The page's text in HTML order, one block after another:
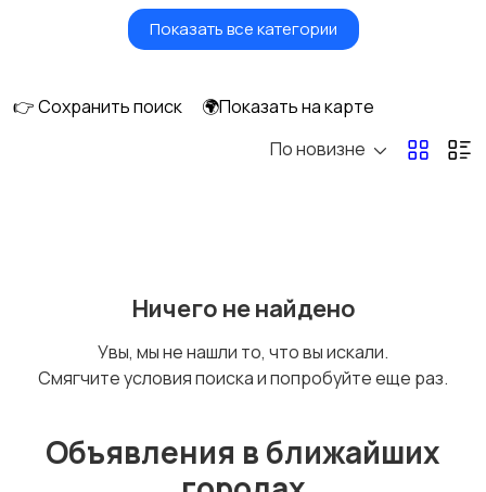
Красота и здоровье
Транспорт,
IT, интернет, телеком
Показать все категории
👉 Сохранить поиск
🌍Показать на карте
По новизне
Ничего не найдено
Увы, мы не нашли то, что вы искали.
Смягчите условия поиска и попробуйте еще раз.
Объявления в ближайших